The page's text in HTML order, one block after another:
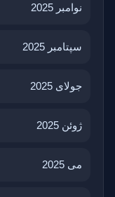
نوامبر 2025
سپتامبر 2025
جولای 2025
ژوئن 2025
می 2025